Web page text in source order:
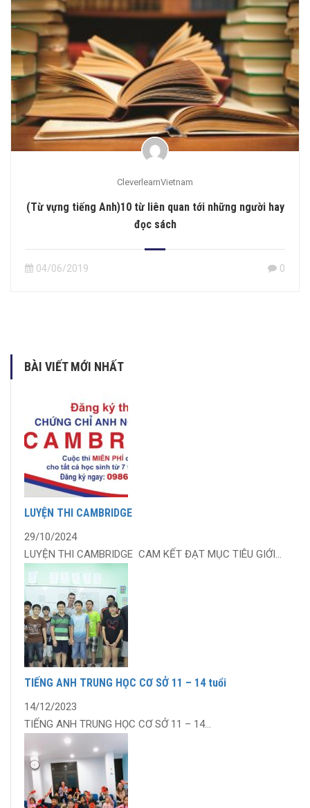
CleverlearnVietnam
(Từ vựng tiếng Anh)10 từ liên quan tới những người hay
đọc sách
04/06/2019 0
BÀI VIẾT MỚI NHẤT
LUYỆN THI CAMBRIDGE
29/10/2024
LUYỆN THI CAMBRIDGE CAM KẾT ĐẠT MỤC TIÊU GIỚI...
TIẾNG ANH TRUNG HỌC CƠ SỞ 11 – 14 tuổi
14/12/2023
TIẾNG ANH TRUNG HỌC CƠ SỞ 11 – 14...